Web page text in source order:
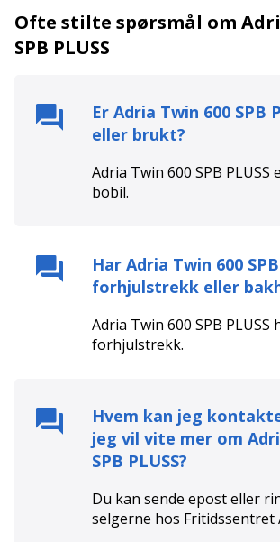
Ofte stilte spørsmål om
SPB PLUSS
Er Adria Twin 600 SPB
eller brukt?
Adria Twin 600 SPB PLUSS
bobil.
Har Adria Twin 600
forhjulstrekk eller
Adria Twin 600 SPB PLUSS
forhjulstrekk.
Hvem kan jeg
jeg vil vite mer om
SPB PLUSS?
Du kan sende epost eller
selgerne hos Fritidssentret